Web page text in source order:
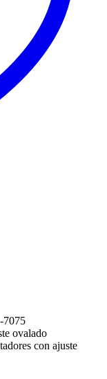
7075
ovalado
con ajuste